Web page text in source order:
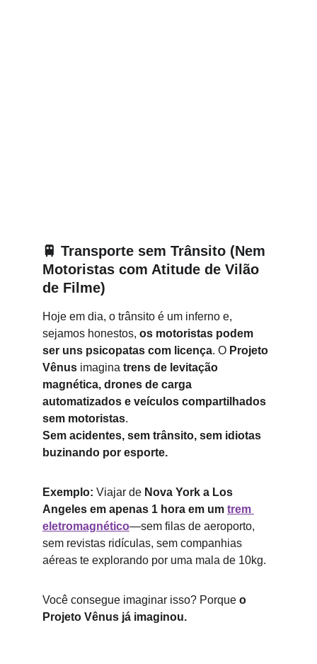
🚆 Transporte sem Trânsito (Nem
Motoristas com Atitude de Vilão
de Filme)
Hoje em dia, o trânsito é um inferno e,
sejamos honestos, os motoristas podem
ser uns psicopatas com licença. O Projeto
Vênus imagina trens de levitação
magnética, drones de carga
automatizados e veículos compartilhados
sem motoristas.
Sem acidentes, sem trânsito, sem idiotas
buzinando por esporte.
Exemplo: Viajar de Nova York a Los
Angeles em apenas 1 hora em um trem
eletromagnético—sem filas de aeroporto,
sem revistas ridículas, sem companhias
aéreas te explorando por uma mala de 10kg.
Você consegue imaginar isso? Porque o
Projeto Vênus já imaginou.